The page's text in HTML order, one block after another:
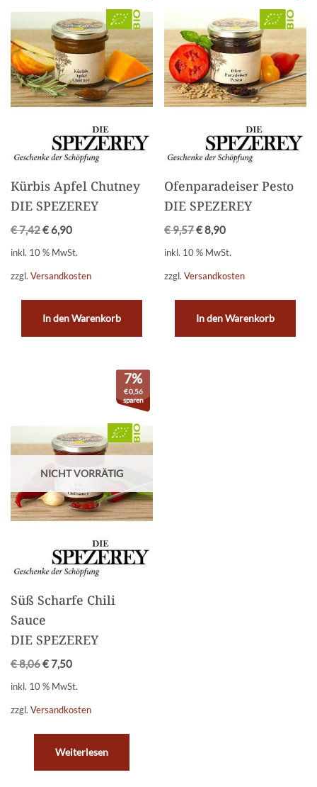
Kürbis Apfel Chutney
DIE SPEZEREY
€7,42€6,90
inkl. 10 % MwSt.
zzgl. Versandkosten
In den Warenkorb
Ofenparadeiser Pesto
DIE SPEZEREY
€9,57€8,90
inkl. 10 % MwSt.
zzgl.Versandkosten
In den Warenkorb
NICHT VORRÄTIG
7%
€0,56
sparen
Süß Scharfe Chili
Sauce
DIE SPEZEREY
€8,06€ 7,50
inkl. 10 % MwSt.
zzgl. Versandkosten
Weiterlesen